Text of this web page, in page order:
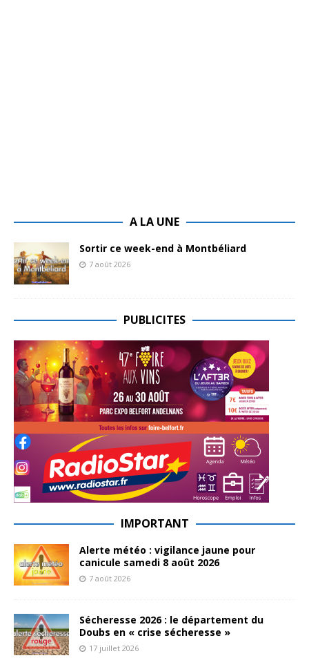
A LA UNE
Sortir ce week-end à Montbéliard
7 août 2026
PUBLICITES
IMPORTANT
Alerte météo : vigilance jaune pour
canicule samedi 8 août 2026
7 août 2026
Sécheresse 2026 : le département du
Doubs en « crise sécheresse »
17 juillet 2026